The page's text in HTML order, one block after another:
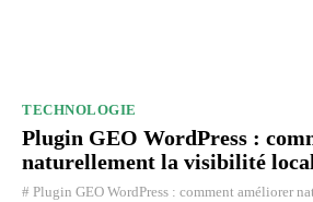
TECHNOLOGIE
Plugin GEO WordPress :
naturellement la visibilité
# Plugin GEO WordPress : comment améliorer